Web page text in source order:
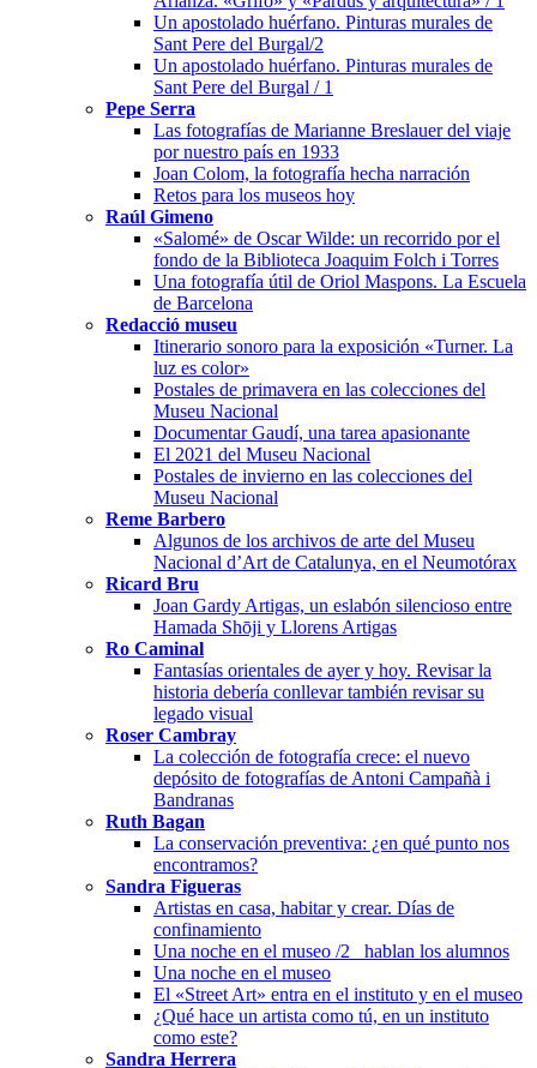
Un apostolado huérfano. Pinturas murales de
Sant Pere del Burgal/2
Un apostolado huérfano. Pinturas murales de
Sant Pere del Burgal / 1
Pepe Serra
Las fotografías de Marianne Breslauer del viaje
por nuestro país en 1933
Joan Colom, la fotografía hecha narración
Retos para los museos hoy
Raúl Gimeno
«Salomé» de Oscar Wilde: un recorrido por el
fondo de la Biblioteca Joaquim Folch i Torres
Una fotografía útil de Oriol Maspons. La Escuela
de Barcelona
Redacció museu
Itinerario sonoro para la exposición «Turner. La
luz es color»
Postales de primavera en las colecciones del
Museu Nacional
Documentar Gaudí, una tarea apasionante
El 2021 del Museu Nacional
Postales de invierno en las colecciones del
Museu Nacional
Reme Barbero
Algunos de los archivos de arte del Museu
Nacional d’Art de Catalunya, en el Neumotórax
Ricard Bru
Joan Gardy Artigas, un eslabón silencioso entre
Hamada Shōji y Llorens Artigas
Ro Caminal
Fantasías orientales de ayer y hoy. Revisar la
historia debería conllevar también revisar su
legado visual
Roser Cambray
La colección de fotografía crece: el nuevo
depósito de fotografías de Antoni Campañà i
Bandranas
Ruth Bagan
La conservación preventiva: ¿en qué punto nos
encontramos?
Sandra Figueras
Artistas en casa, habitar y crear. Días de
confinamiento
Una noche en el museo /2_ hablan los alumnos
Una noche en el museo
El «Street Art» entra en el instituto y en el museo
¿Qué hace un artista como tú, en un instituto
como este?
Sandra Herrera